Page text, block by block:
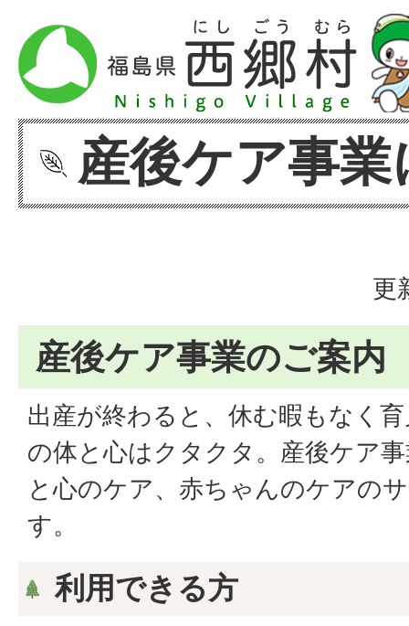
産後ケア事
更
産後ケア事業のご案内
出産が終わると、休む暇もなく
の体と心はクタクタ。産後ケア
と心のケア、赤ちゃんのケアの
す。
利用できる方